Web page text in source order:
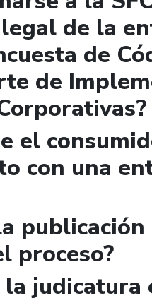
de la
de
de
el
con una
proceso?
judicatura